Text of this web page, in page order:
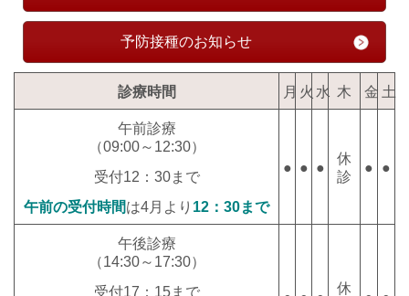
予防接種のお知らせ
診療時間 月 火 水 木 金 土
午前診療
（09:00～12:30）
受付12：30まで
午前の受付時間は4月より 12：30まで
● ● ●
休
診
● ●
午後診療
（14:30～17:30）
受付17：15まで
休